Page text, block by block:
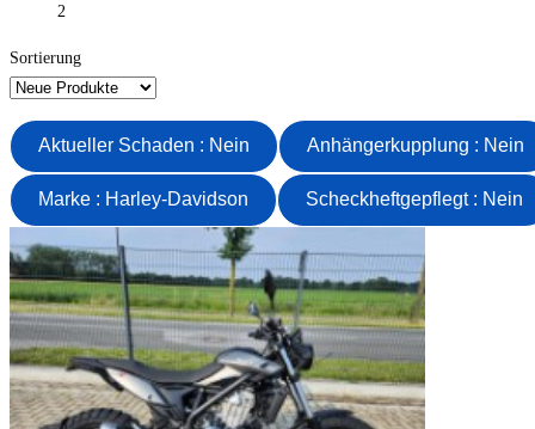
2
Sortierung
Aktueller Schaden : Nein Anhängerkupplung : Nein
Marke : Harley-Davidson Scheckheftgepflegt : Nein